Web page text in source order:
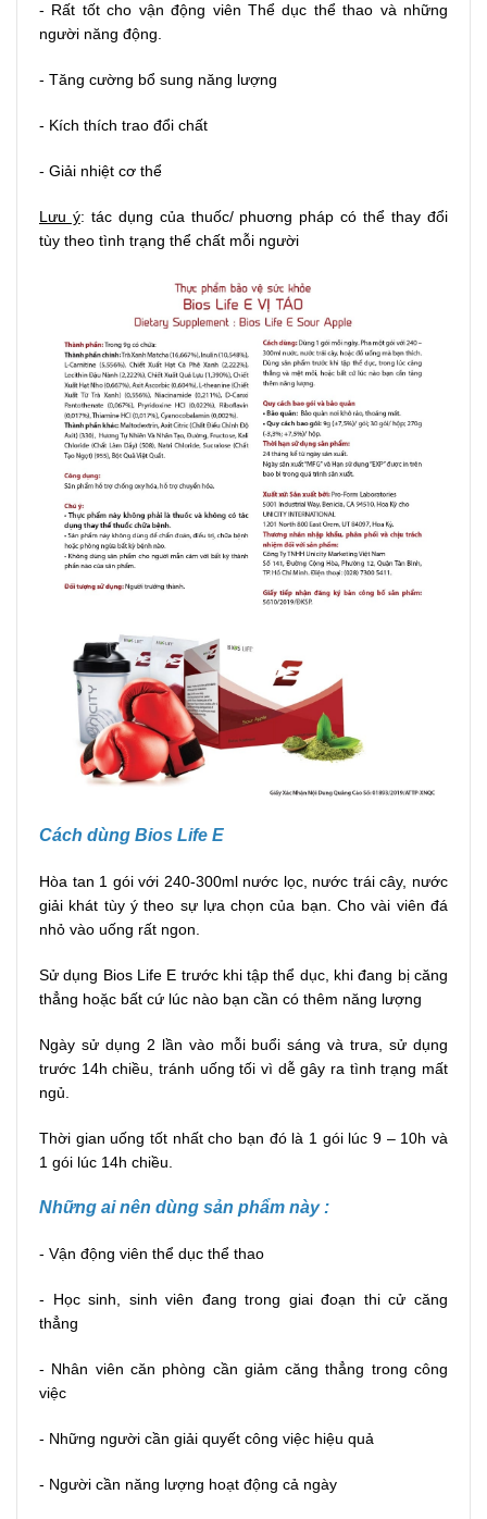
- Rất tốt cho vận động viên Thể dục thể thao và những
người năng động.
- Tăng cường bổ sung năng lượng
- Kích thích trao đổi chất
- Giải nhiệt cơ thể
Lưu ý: tác dụng của thuốc/ phuơng pháp có thể thay đổi
tùy theo tình trạng thể chất mỗi người
Cách dùng Bios Life E
Hòa tan 1 gói với 240-300ml nước lọc, nước trái cây, nước
giải khát tùy ý theo sự lựa chọn của bạn. Cho vài viên đá
nhỏ vào uống rất ngon.
Sử dụng Bios Life E trước khi tập thể dục, khi đang bị căng
thẳng hoặc bất cứ lúc nào bạn cần có thêm năng lượng
Ngày sử dụng 2 lần vào mỗi buổi sáng và trưa, sử dụng
trước 14h chiều, tránh uống tối vì dễ gây ra tình trạng mất
ngủ.
Thời gian uống tốt nhất cho bạn đó là 1 gói lúc 9 – 10h và
1 gói lúc 14h chiều.
Những ai nên dùng sản phẩm này :
- Vận động viên thể dục thể thao
- Học sinh, sinh viên đang trong giai đoạn thi cử căng
thẳng
- Nhân viên căn phòng cần giảm căng thẳng trong công
việc
- Những người cần giải quyết công việc hiệu quả
- Người cần năng lượng hoạt động cả ngày